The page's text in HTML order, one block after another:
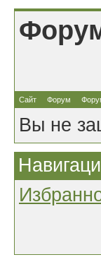
Сайт Форум
Вы не